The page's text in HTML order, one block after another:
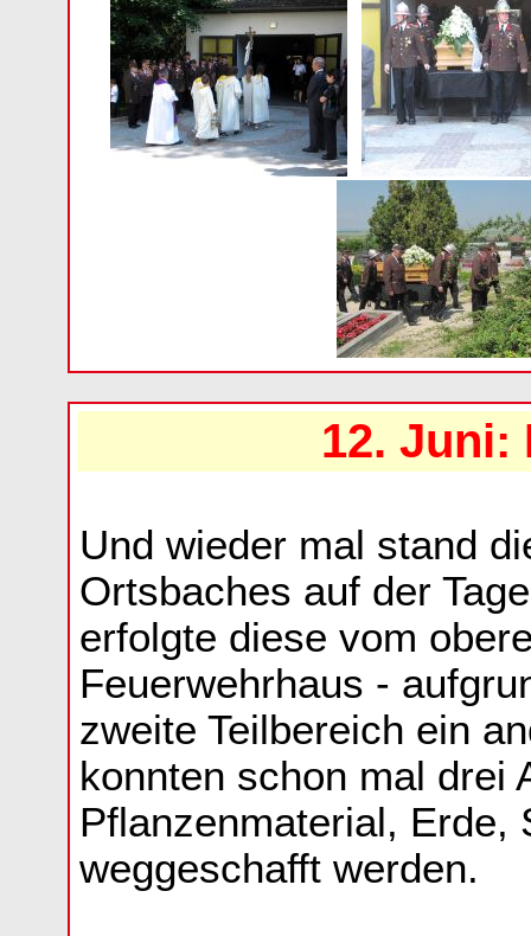
12. Juni:
Und wieder mal stand
Ortsbaches auf der
erfolgte diese vom
Feuerwehrhaus -
zweite Teilbereich ein
konnten schon mal drei
Pflanzenmaterial, Erde,
weggeschafft werden.